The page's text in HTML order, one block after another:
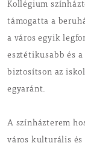
Kollégium
támogatta a
a város egyik
esztétikusabb és
biztosítson az
egyaránt.
A színházterem
város kulturális